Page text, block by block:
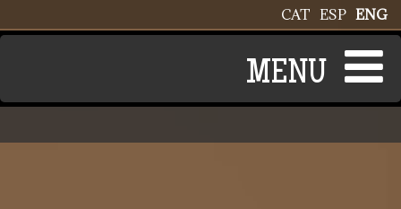
ENG
ESP
CAT